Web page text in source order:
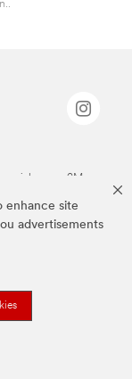
enhance site
advertisements
von 3M.